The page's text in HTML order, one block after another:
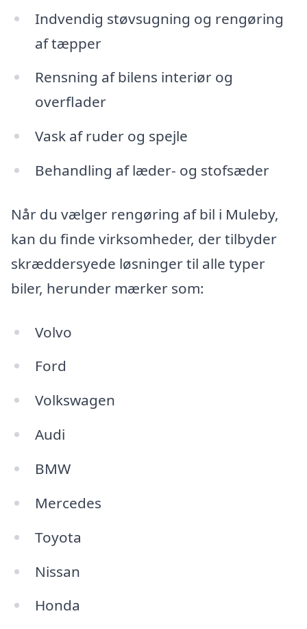
Indvendig støvsugning og rengøring
af tæpper
Rensning af bilens interiør og
overflader
Vask af ruder og spejle
Behandling af læder- og stofsæder
Når du vælger rengøring af bil i Muleby,
kan du finde virksomheder, der tilbyder
skræddersyede løsninger til alle typer
biler, herunder mærker som:
Volvo
Ford
Volkswagen
Audi
BMW
Mercedes
Toyota
Nissan
Honda